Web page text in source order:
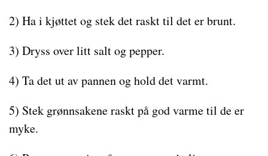
2) Ha i kjøttet og stek det raskt til det er brunt.
3) Dryss over litt salt og pepper.
4) Ta det ut av pannen og hold det varmt.
5) Stek grønnsakene raskt på god varme til de er
myke.